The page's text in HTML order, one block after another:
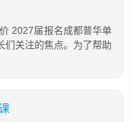
2027届报名成都普华单
们关注的焦点。为了帮助